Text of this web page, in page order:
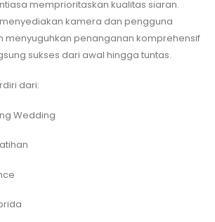
memprioritaskan kualitas siaran.
kamera dan pengguna
menyuguhkan penanganan komprehensif
sukses dari awal hingga tuntas.
dari:
Wedding